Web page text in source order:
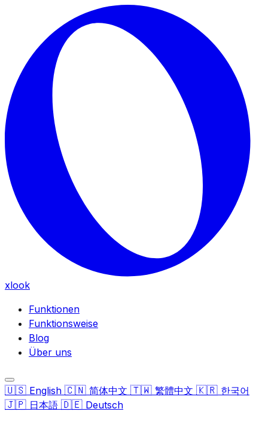
Skip to main content
xlook
Funktionen
Funktionsweise
Blog
Über uns
🇺🇸 English 🇨🇳 简体中文 🇹🇼 繁體中文 🇰🇷 한국어
🇯🇵 日本語 🇩🇪 Deutsch